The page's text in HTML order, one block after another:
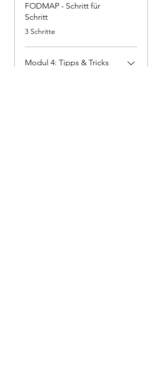
FODMAP - Schritt für
Schritt
.
3 Schritte
Modul 4: Tipps & Tricks